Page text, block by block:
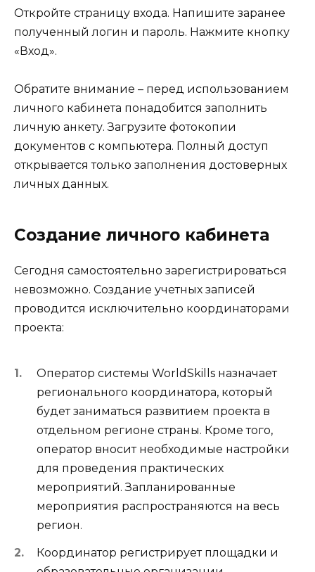
Откройте страницу входа. Напишите заранее
полученный логин и пароль. Нажмите кнопку
«Вход».
Обратите внимание – перед использованием
личного кабинета понадобится заполнить
личную анкету. Загрузите фотокопии
документов с компьютера. Полный доступ
открывается только заполнения достоверных
личных данных.
Создание личного кабинета
Сегодня самостоятельно зарегистрироваться
невозможно. Создание учетных записей
проводится исключительно координаторами
проекта:
Оператор системы WorldSkills назначает
регионального координатора, который
будет заниматься развитием проекта в
отдельном регионе страны. Кроме того,
оператор вносит необходимые настройки
для проведения практических
мероприятий. Запланированные
мероприятия распространяются на весь
регион.
Координатор регистрирует площадки и